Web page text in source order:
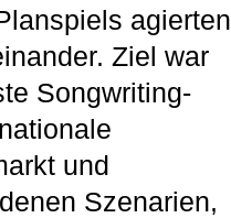
agierten
Ziel war
Songwriting-
und
Szenarien,